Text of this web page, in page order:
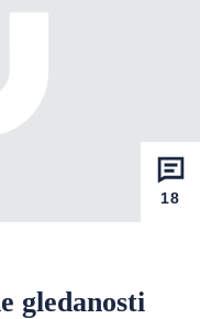
18
gledanosti